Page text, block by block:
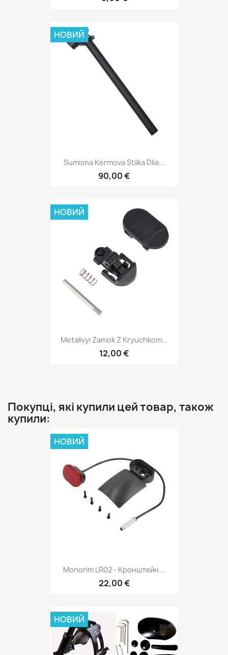
Sumisna Kermova Stiika Dlia...
90,00 €
НОВИЙ
Metalivyi Zamok Z Kryuchkom...
12,00 €
НОВИЙ
Покупці, які купили цей товар, також
купили:
Monorim LR02 - Кронштейн...
22,00 €
НОВИЙ
НОВИЙ